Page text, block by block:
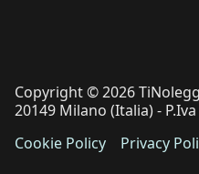
Copyright © 2026
20149 Milano (Italia) -
Cookie Policy
Privacy